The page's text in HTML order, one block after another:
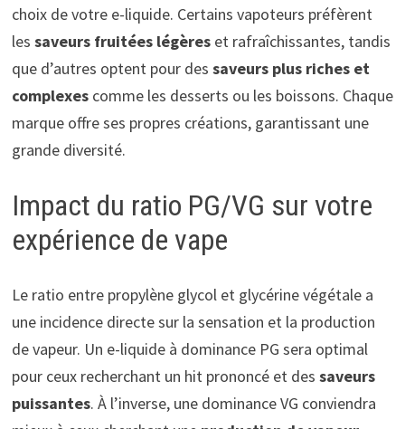
choix de votre e-liquide. Certains vapoteurs préfèrent
les saveurs fruitées légèreset rafraîchissantes, tandis
que d’autres optent pour des saveurs plus riches et
complexescomme les desserts ou les boissons. Chaque
marque offre ses propres créations, garantissant une
grande diversité.
Impact du ratio PG/VG sur votre
expérience de vape
Le ratio entre propylène glycol et glycérine végétale a
une incidence directe sur la sensation et la production
de vapeur. Un e-liquide à dominance PG sera optimal
pour ceux recherchant un hit prononcé et des saveurs
puissantes. À l’inverse, une dominance VG conviendra